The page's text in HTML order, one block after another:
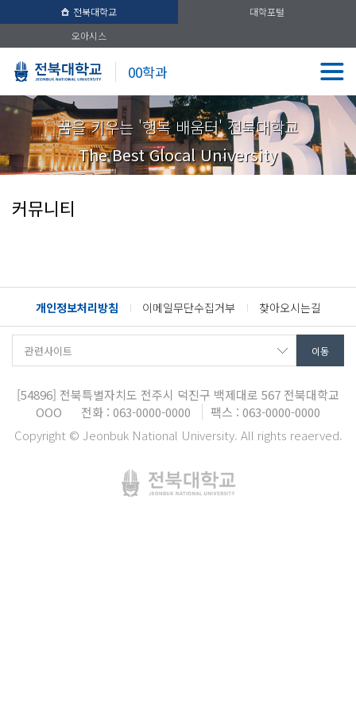
전북대학교
대학포털
오아시스
00학과
꿈을 키우는 '행복 배움터' 전북대학교
The Best Glocal University
커뮤니티
개인정보처리방침 이메일무단수집거부 찾아오시는길
[54896] 전북특별자치도 전주시 덕진구 백제대로 567 전북대학교
OOO
전화 : 063-0000-0000
팩스 : 063-0000-0000
Copyright © Jeonbuk National University. All rights reaerved.